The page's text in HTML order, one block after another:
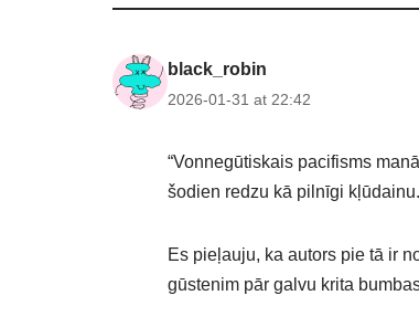
black_robin
2026-01-31 at 22:42
“Vonnegūtiskais pacifisms
šodien redzu kā pilnīgi
Es pieļauju, ka autors pie tā ir
gūstenim pār galvu krita